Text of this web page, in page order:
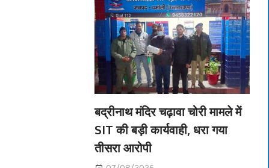
बद्रीनाथ मंदिर चढ़ावा चोरी मामले में
SIT की बड़ी कार्यवाही, धरा गया
तीसरा आरोपी